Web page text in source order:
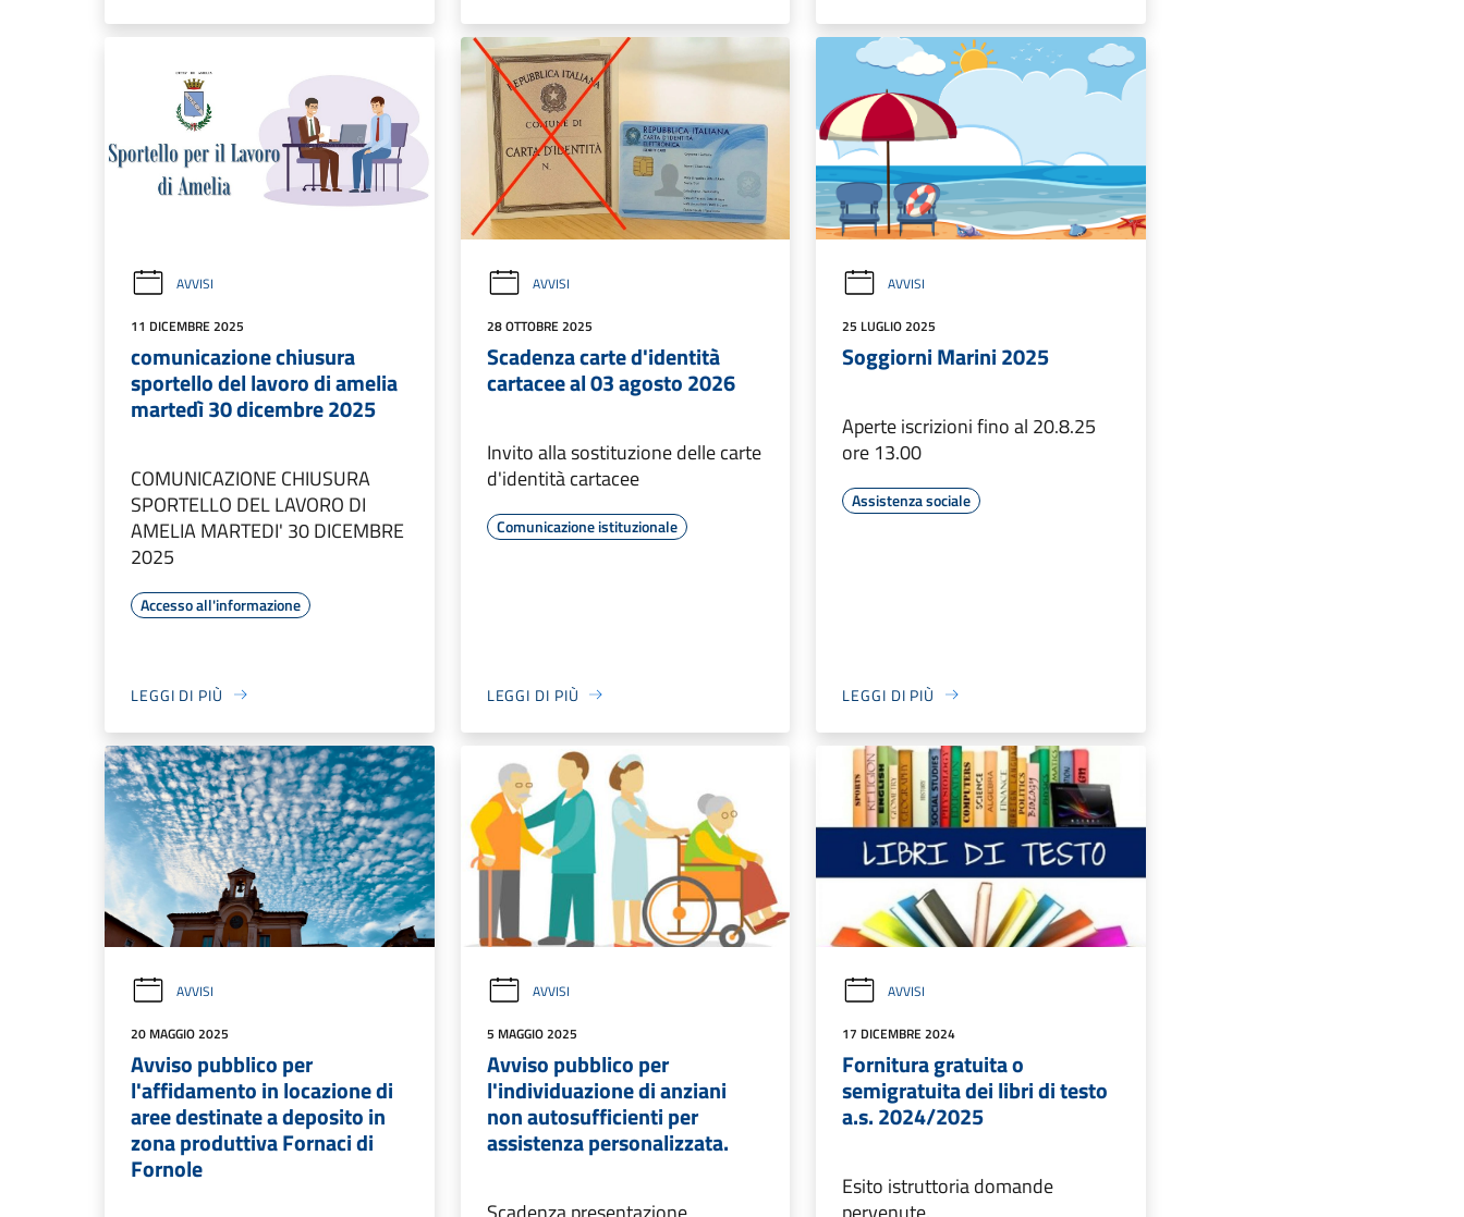
AVVISI
11 DICEMBRE 2025
comunicazione chiusura
sportello del lavoro di amelia
martedì 30 dicembre 2025
COMUNICAZIONE CHIUSURA
SPORTELLO DEL LAVORO DI
AMELIA MARTEDI' 30 DICEMBRE
2025
Accesso all'informazione
LEGGI DI PIÙ
AVVISI
28 OTTOBRE 2025
Scadenza carte d'identità
cartacee al 03 agosto 2026
Invito alla sostituzione delle carte
d'identità cartacee
Comunicazione istituzionale
LEGGI DI PIÙ
AVVISI
25 LUGLIO 2025
Soggiorni Marini 2025
Aperte iscrizioni fino al 20.8.25
ore 13.00
Assistenza sociale
LEGGI DI PIÙ
AVVISI
20 MAGGIO 2025
Avviso pubblico per
l'affidamento in locazione di
aree destinate a deposito in
zona produttiva Fornaci di
Fornole
AVVISI
5 MAGGIO 2025
Avviso pubblico per
l'individuazione di anziani
non autosufficienti per
assistenza personalizzata.
AVVISI
17 DICEMBRE 2024
Fornitura gratuita o
semigratuita dei libri di testo
a.s. 2024/2025
Esito istruttoria domande